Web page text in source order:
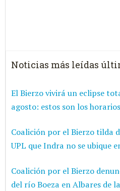
Noticias más leídas
El Bierzo vivirá un eclipse
agosto: estos son los
Coalición por el Bierzo tilda
UPL que Indra no se ubique
Coalición por el Bierzo
del río Boeza en Albares de